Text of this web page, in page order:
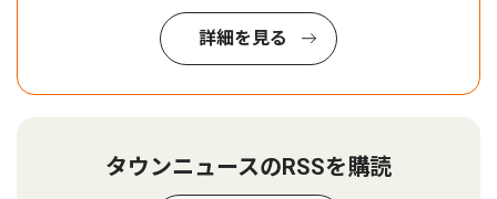
詳細を見る
タウンニュースのRSSを購読